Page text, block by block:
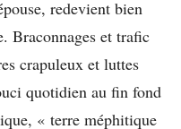
redevient bien
Braconnages et trafic
crapuleux et luttes
quotidien au fin fond
« terre méphitique